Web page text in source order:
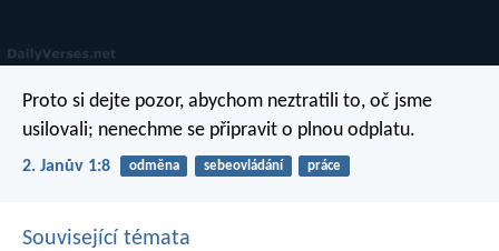
Proto si dejte pozor, abychom neztratili to, oč jsme
usilovali; nenechme se připravit o plnou odplatu.
2. Janův 1:8 odměna sebeovládání práce
Související témata